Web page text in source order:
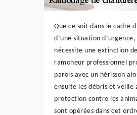
Que ce soit dans le cadre
d’une situation
nécessite une extinction
ramoneur professionnel
parois avec un hérisson
ensuite les débris et veille
protection contre les
sont opérées dans cet